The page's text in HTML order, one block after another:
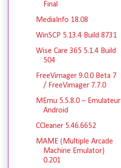
Final
MediaInfo 18.08
WinSCP 5.13.4 Build 8731
Wise Care 365 5.1.4 Build
504
FreeVimager 9.0.0 Beta 7
/ FreeVimager 7.7.0
MEmu 5.5.8.0 – Emulateur
Android
CCleaner 5.46.6652
MAME (Multiple Arcade
Machine Emulator)
0.201